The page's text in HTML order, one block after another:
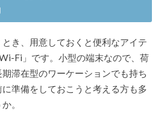
き、用意しておくと便利なアイテ
Fi」です。小型の端末なので、荷
滞在型のワーケーションでも持ち
準備をしておこうと考える方も多
。